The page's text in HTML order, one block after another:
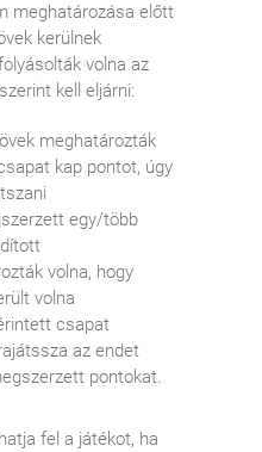
meghatározása előtt
kerülnek
volna az
kell eljárni:
meghatározták
kap pontot, úgy
egy/több
volna, hogy
volna
csapat
az endet
pontokat.
fel a játékot, ha